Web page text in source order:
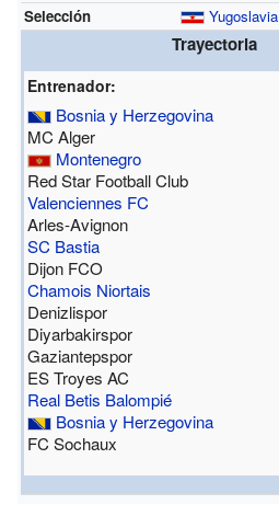
Selección
Yugoslavia
Trayectoria
Entrenador:
Bosnia y Herzegovina
MC Alger
Montenegro
Red Star Football Club
Valenciennes FC
Arles-Avignon
SC Bastia
Dijon FCO
Chamois Niortais
Denizlispor
Diyarbakirspor
Gaziantepspor
ES Troyes AC
Real Betis Balompié
Bosnia y Herzegovina
FC Sochaux